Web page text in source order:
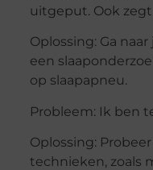
uitgeput. Ook
Oplossing: Ga
een
op slaapapneu.
Probleem: Ik ben
Oplossing:
technieken, zoals